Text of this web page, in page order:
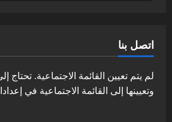
اتصل بنا
لم يتم تعيين القائمة الاجتماعية. تحتاج
وتعيينها إلى القائمة الاجتماعية في